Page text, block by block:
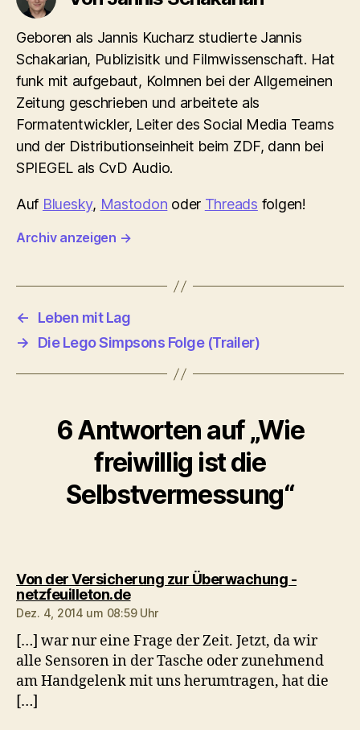
Geboren als Jannis Kucharz studierte Jannis
Schakarian, Publizisitk und Filmwissenschaft. Hat
funk mit aufgebaut, Kolmnen bei der Allgemeinen
Zeitung geschrieben und arbeitete als
Formatentwickler, Leiter des Social Media Teams
und der Distributionseinheit beim ZDF, dann bei
SPIEGEL als CvD Audio.
Auf Bluesky, Mastodon oder Threads folgen!
Archiv anzeigen →
←
Leben mit Lag
→
Die Lego Simpsons Folge (Trailer)
6 Antworten auf „Wie
freiwillig ist die
Selbstvermessung“
Von der Versicherung zur Überwachung -
netzfeuilleton.desagt:
Dez. 4, 2014 um 08:59 Uhr
[…] war nur eine Frage der Zeit. Jetzt, da wir
alle Sensoren in der Tasche oder zunehmend
am Handgelenk mit uns herumtragen, hat die
[…]